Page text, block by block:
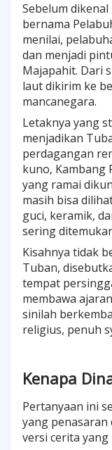
Sebelum
bernama
menilai,
dan menjadi
Majapahit. Dari
laut dikirim ke
mancanegara.
Letaknya yang
menjadikan
perdagangan
kuno, Kambang
yang ramai
masih bisa
guci, keramik,
sering
Kisahnya tidak
Tuban,
tempat
membawa
sinilah
religius, penuh
Kenapa
Pertanyaan ini
yang penasaran
versi cerita